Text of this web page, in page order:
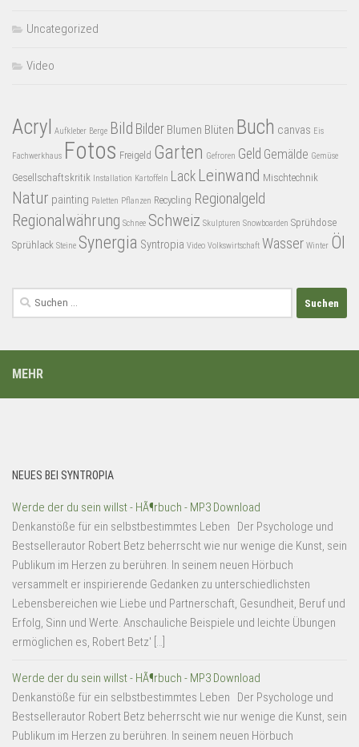
Uncategorized
Video
Acryl Aufkleber Berge Bild Bilder Blumen Blüten Buch canvas Eis
Fachwerkhaus Fotos Freigeld Garten Gefroren Geld Gemälde Gemüse
Gesellschaftskritik Installation Kartoffeln Lack Leinwand Mischtechnik
Natur painting Paletten Pflanzen Recycling Regionalgeld
Regionalwährung Schnee Schweiz Skulpturen Snowboarden Sprühdose
Sprühlack Steine Synergia Syntropia Video Volkswirtschaft Wasser Winter Öl
Suchen
nach:
MEHR
NEUES BEI SYNTROPIA
Werde der du sein willst - HÃ¶rbuch - MP3 Download
Denkanstöße für ein selbstbestimmtes Leben Der Psychologe und
Bestsellerautor Robert Betz beherrscht wie nur wenige die Kunst, sein
Publikum im Herzen zu berühren. In seinem neuen Hörbuch
versammelt er inspirierende Gedanken zu unterschiedlichsten
Lebensbereichen wie Liebe und Partnerschaft, Gesundheit, Beruf und
Erfolg, Sinn und Werte. Anschauliche Beispiele und leichte Übungen
ermöglichen es, Robert Betz' […]
Werde der du sein willst - HÃ¶rbuch - MP3 Download
Denkanstöße für ein selbstbestimmtes Leben Der Psychologe und
Bestsellerautor Robert Betz beherrscht wie nur wenige die Kunst, sein
Publikum im Herzen zu berühren. In seinem neuen Hörbuch